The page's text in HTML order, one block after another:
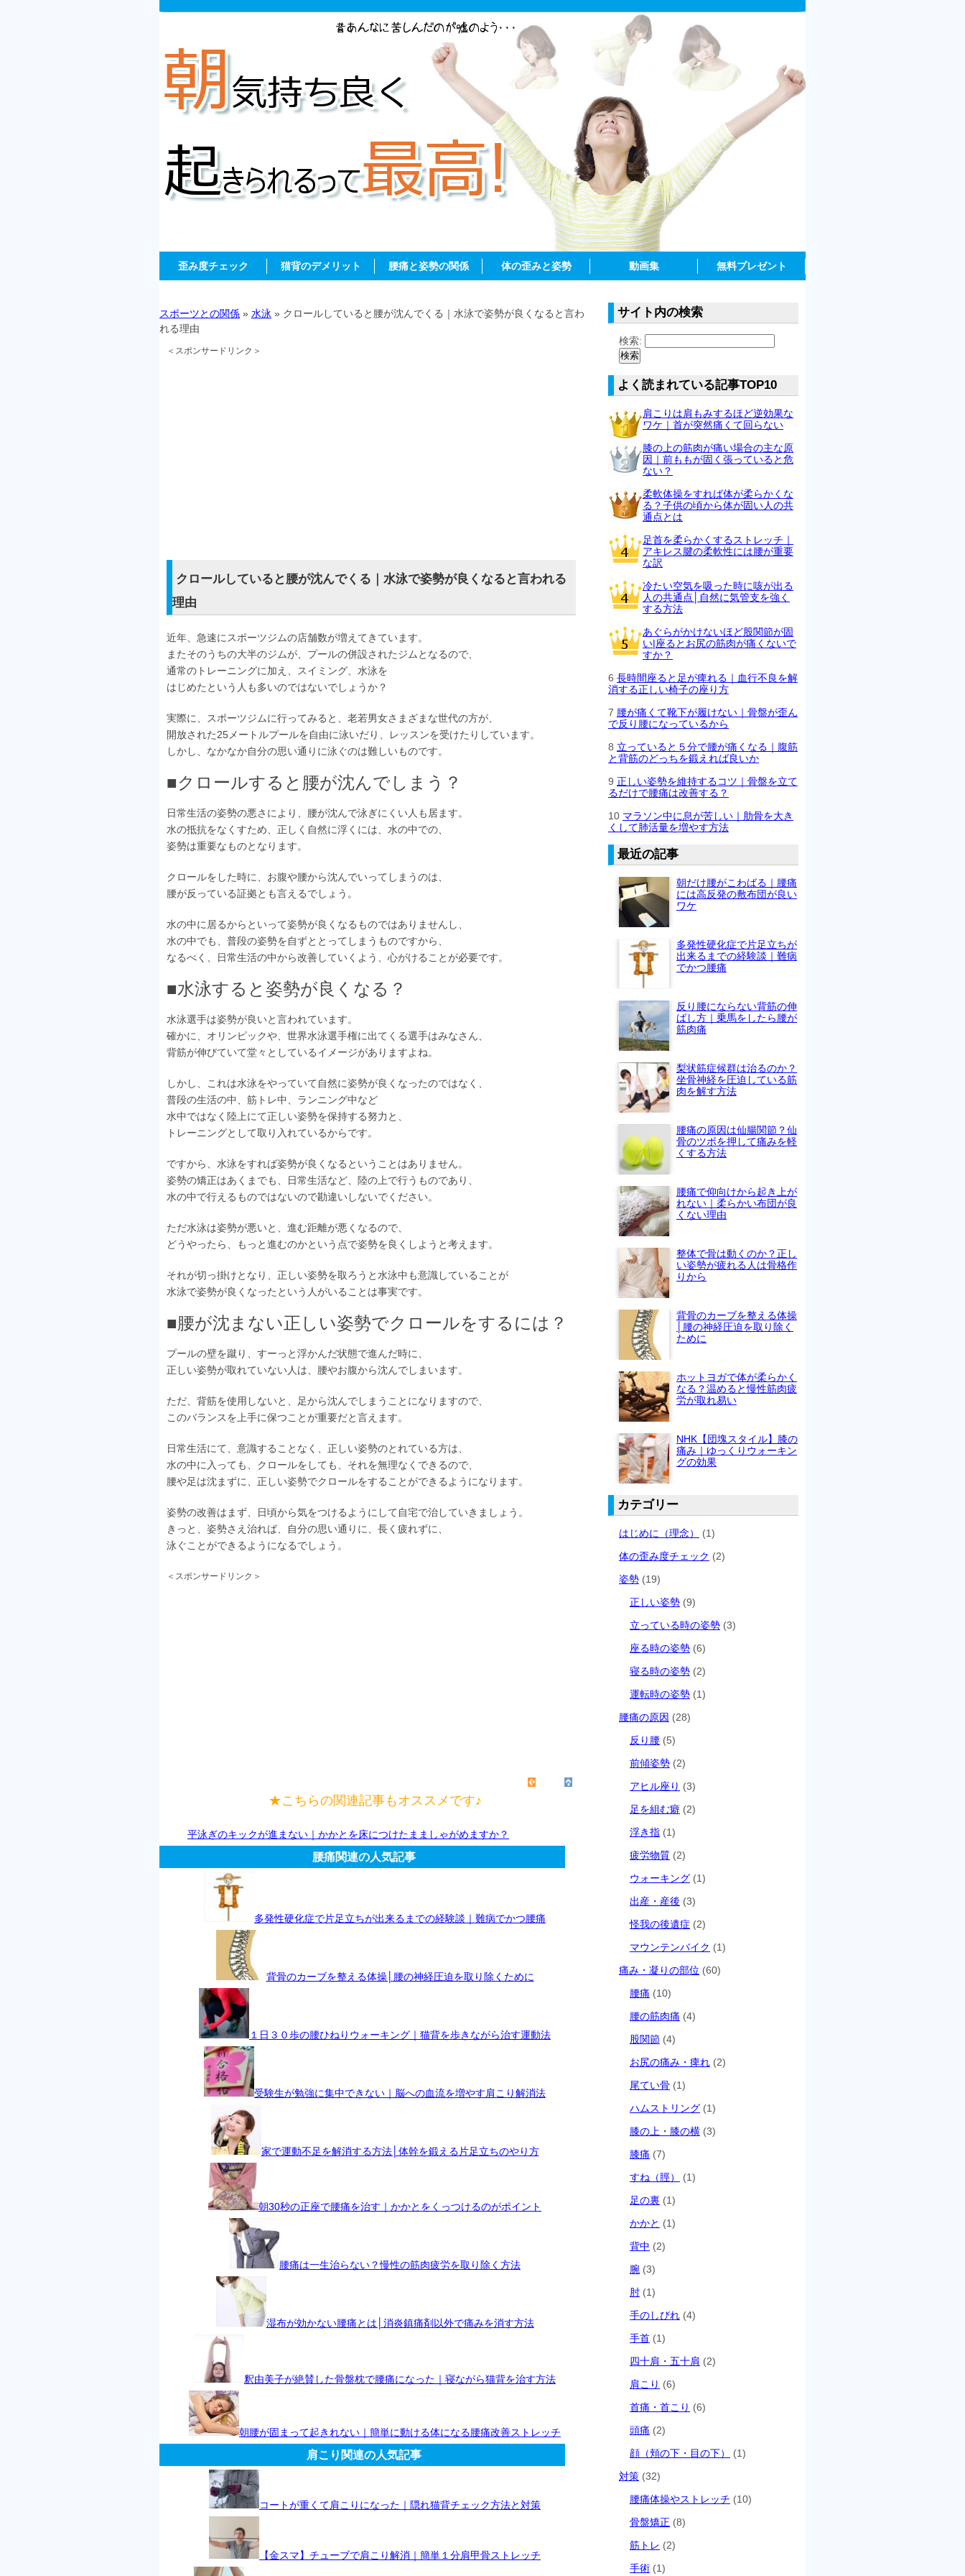
歪み度チェック 猫背のデメリット 腰痛と姿勢の関係 体の歪みと姿勢 動画集 無料プレゼント
スポーツとの関係 » 水泳 » クロールしていると腰が沈んでくる｜水泳で姿勢が良くなると言わ
れる理由
＜スポンサードリンク＞
クロールしていると腰が沈んでくる｜水泳で姿勢が良くなると言われる
理由
近年、急速にスポーツジムの店舗数が増えてきています。
またそのうちの大半のジムが、プールの併設されたジムとなるので、
通常のトレーニングに加え、スイミング、水泳を
はじめたという人も多いのではないでしょうか？
実際に、スポーツジムに行ってみると、老若男女さまざまな世代の方が、
開放された25メートルプールを自由に泳いだり、レッスンを受けたりしています。
しかし、なかなか自分の思い通りに泳ぐのは難しいものです。
■クロールすると腰が沈んでしまう？
日常生活の姿勢の悪さにより、腰が沈んで泳ぎにくい人も居ます。
水の抵抗をなくすため、正しく自然に浮くには、水の中での、
姿勢は重要なものとなります。
クロールをした時に、お腹や腰から沈んでいってしまうのは、
腰が反っている証拠とも言えるでしょう。
水の中に居るからといって姿勢が良くなるものではありませんし、
水の中でも、普段の姿勢を自ずととってしまうものですから、
なるべく、日常生活の中から改善していくよう、心がけることが必要です。
■水泳すると姿勢が良くなる？
水泳選手は姿勢が良いと言われています。
確かに、オリンピックや、世界水泳選手権に出てくる選手はみなさん、
背筋が伸びていて堂々としているイメージがありますよね。
しかし、これは水泳をやっていて自然に姿勢が良くなったのではなく、
普段の生活の中、筋トレ中、ランニング中など
水中ではなく陸上にて正しい姿勢を保持する努力と、
トレーニングとして取り入れているからです。
ですから、水泳をすれば姿勢が良くなるということはありません。
姿勢の矯正はあくまでも、日常生活など、陸の上で行うものであり、
水の中で行えるものではないので勘違いしないでください。
ただ水泳は姿勢が悪いと、進む距離が悪くなるので、
どうやったら、もっと進むのかという点で姿勢を良くしようと考えます。
それが切っ掛けとなり、正しい姿勢を取ろうと水泳中も意識していることが
水泳で姿勢が良くなったという人がいることは事実です。
■腰が沈まない正しい姿勢でクロールをするには？
プールの壁を蹴り、すーっと浮かんだ状態で進んだ時に、
正しい姿勢が取れていない人は、腰やお腹から沈んでしまいます。
ただ、背筋を使用しないと、足から沈んでしまうことになりますので、
このバランスを上手に保つことが重要だと言えます。
日常生活にて、意識することなく、正しい姿勢のとれている方は、
水の中に入っても、クロールをしても、それを無理なくできるので、
腰や足は沈まずに、正しい姿勢でクロールをすることができるようになります。
姿勢の改善はまず、日頃から気をつけるようにして自宅で治していきましょう。
きっと、姿勢さえ治れば、自分の思い通りに、長く疲れずに、
泳ぐことができるようになるでしょう。
＜スポンサードリンク＞
★こちらの関連記事もオススメです♪
平泳ぎのキックが進まない｜かかとを床につけたまましゃがめますか？
腰痛関連の人気記事
多発性硬化症で片足立ちが出来るまでの経験談｜難病でかつ腰痛
背骨のカーブを整える体操│腰の神経圧迫を取り除くために
１日３０歩の腰ひねりウォーキング｜猫背を歩きながら治す運動法
受験生が勉強に集中できない｜脳への血流を増やす肩こり解消法
家で運動不足を解消する方法│体幹を鍛える片足立ちのやり方
朝30秒の正座で腰痛を治す｜かかとをくっつけるのがポイント
腰痛は一生治らない？慢性の筋肉疲労を取り除く方法
湿布が効かない腰痛とは│消炎鎮痛剤以外で痛みを消す方法
釈由美子が絶賛した骨盤枕で腰痛になった｜寝ながら猫背を治す方法
朝腰が固まって起きれない｜簡単に動ける体になる腰痛改善ストレッチ
肩こり関連の人気記事
コートが重くて肩こりになった｜隠れ猫背チェック方法と対策
【金スマ】チューブで肩こり解消｜簡単１分肩甲骨ストレッチ
サイト内の検索
検索:
よく読まれている記事TOP10
肩こりは肩もみするほど逆効果な
ワケ｜首が突然痛くて回らない
膝の上の筋肉が痛い場合の主な原
因｜前ももが固く張っていると危
ない？
柔軟体操をすれば体が柔らかくな
る？子供の頃から体が固い人の共
通点とは
足首を柔らかくするストレッチ｜
アキレス腱の柔軟性には腰が重要
な訳
冷たい空気を吸った時に咳が出る
人の共通点│自然に気管支を強く
する方法
あぐらがかけないほど股関節が固
い|座るとお尻の筋肉が痛くないで
すか？
6 長時間座ると足が痺れる｜血行不良を解
消する正しい椅子の座り方
7 腰が痛くて靴下が履けない｜骨盤が歪ん
で反り腰になっているから
8 立っていると５分で腰が痛くなる｜腹筋
と背筋のどっちを鍛えれば良いか
9 正しい姿勢を維持するコツ｜骨盤を立て
るだけで腰痛は改善する？
10 マラソン中に息が苦しい｜肋骨を大き
くして肺活量を増やす方法
最近の記事
朝だけ腰がこわばる｜腰痛
には高反発の敷布団が良い
ワケ
多発性硬化症で片足立ちが
出来るまでの経験談｜難病
でかつ腰痛
反り腰にならない背筋の伸
ばし方｜乗馬をしたら腰が
筋肉痛
梨状筋症候群は治るのか？
坐骨神経を圧迫している筋
肉を解す方法
腰痛の原因は仙腸関節？仙
骨のツボを押して痛みを軽
くする方法
腰痛で仰向けから起き上が
れない｜柔らかい布団が良
くない理由
整体で骨は動くのか？正し
い姿勢が疲れる人は骨格作
りから
背骨のカーブを整える体操
│腰の神経圧迫を取り除く
ために
ホットヨガで体が柔らかく
なる？温めると慢性筋肉疲
労が取れ易い
NHK【団塊スタイル】膝の
痛み｜ゆっくりウォーキン
グの効果
カテゴリー
はじめに（理念）
(1)
体の歪み度チェック (2)
姿勢 (19)
正しい姿勢 (9)
立っている時の姿勢 (3)
座る時の姿勢 (6)
寝る時の姿勢 (2)
運転時の姿勢 (1)
腰痛の原因 (28)
反り腰 (5)
前傾姿勢 (2)
アヒル座り (3)
足を組む癖 (2)
浮き指 (1)
疲労物質 (2)
ウォーキング (1)
出産・産後 (3)
怪我の後遺症 (2)
マウンテンバイク (1)
痛み・凝りの部位 (60)
腰痛 (10)
腰の筋肉痛 (4)
股関節 (4)
お尻の痛み・痺れ (2)
尾てい骨 (1)
ハムストリング (1)
膝の上・膝の横 (3)
膝痛 (7)
すね（脛）
(1)
足の裏 (1)
かかと (1)
背中 (2)
腕 (3)
肘 (1)
手のしびれ (4)
手首 (1)
四十肩・五十肩 (2)
肩こり (6)
首痛・首こり (6)
頭痛 (2)
顔（頬の下・目の下）
(1)
対策 (32)
腰痛体操やストレッチ (10)
骨盤矯正 (8)
筋トレ (2)
手術 (1)